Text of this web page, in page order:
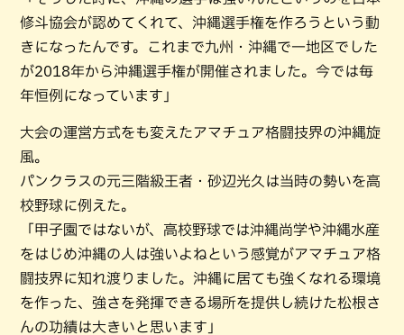
修斗協会が認めてくれて、沖縄選手権を作ろうという動
きになったんです。これまで九州・沖縄で一地区でした
が2018年から沖縄選手権が開催されました。今では毎
年恒例になっています」
大会の運営方式をも変えたアマチュア格闘技界の沖縄旋
風。
パンクラスの元三階級王者・砂辺光久は当時の勢いを高
校野球に例えた。
「甲子園ではないが、高校野球では沖縄尚学や沖縄水産
をはじめ沖縄の人は強いよねという感覚がアマチュア格
闘技界に知れ渡りました。沖縄に居ても強くなれる環境
を作った、強さを発揮できる場所を提供し続けた松根さ
んの功績は大きいと思います」